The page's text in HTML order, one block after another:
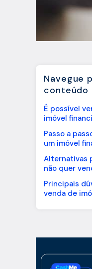
Navegue
conteúdo
É possível
imóvel
Passo a
um imóvel
Alternativas
não quer
Principais
venda de